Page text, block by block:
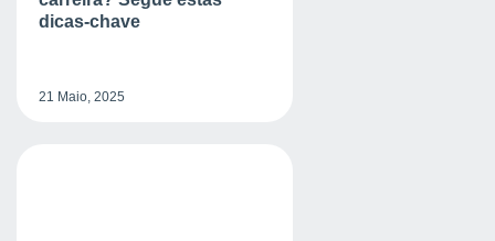
21 Maio, 2025
dicas-chave